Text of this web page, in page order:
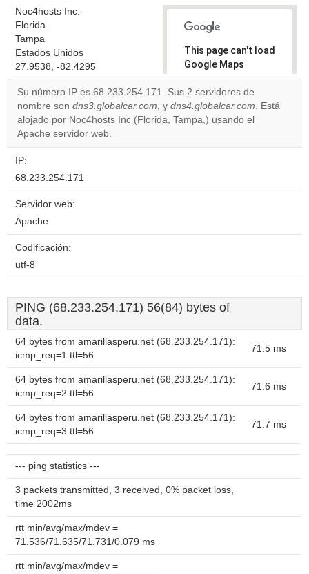
Noc4hosts Inc.
Florida
Tampa
Estados Unidos
27.9538, -82.4295
This page can't load
Google Maps
correctly.
Do you
own this
Su número IP es 68.233.254.171. Sus 2 servidores de
nombre son dns3.globalcar.com, y dns4.globalcar.com. Está
alojado por Noc4hosts Inc (Florida, Tampa,) usando el
Apache servidor web.
IP:
68.233.254.171
Servidor web:
Apache
Codificación:
utf-8
PING (68.233.254.171) 56(84) bytes of
data.
64 bytes from amarillasperu.net (68.233.254.171):
icmp_req=1 ttl=56
71.5 ms
64 bytes from amarillasperu.net (68.233.254.171):
icmp_req=2 ttl=56
71.6 ms
64 bytes from amarillasperu.net (68.233.254.171):
icmp_req=3 ttl=56
71.7 ms
--- ping statistics ---
3 packets transmitted, 3 received, 0% packet loss,
time 2002ms
rtt min/avg/max/mdev =
71.536/71.635/71.731/0.079 ms
rtt min/avg/max/mdev =